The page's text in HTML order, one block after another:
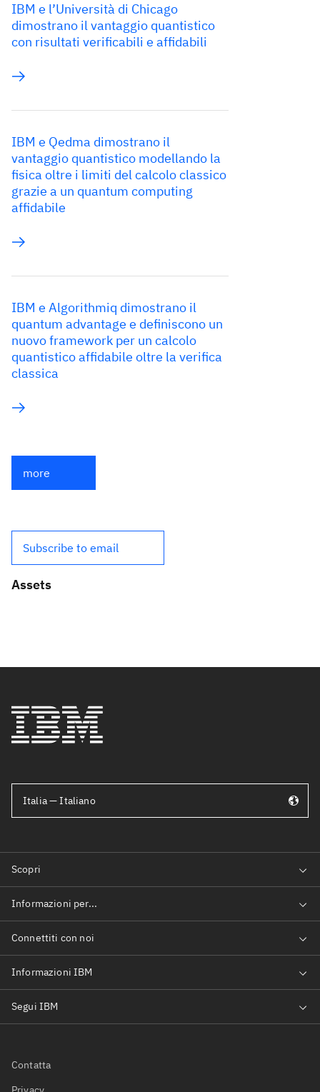
IBM e l’Università di Chicago
dimostrano il vantaggio quantistico
con risultati verificabili e affidabili
IBM e Qedma dimostrano il
vantaggio quantistico modellando la
fisica oltre i limiti del calcolo classico
grazie a un quantum computing
affidabile
IBM e Algorithmiq dimostrano il
quantum advantage e definiscono un
nuovo framework per un calcolo
quantistico affidabile oltre la verifica
classica
more
Subscribe to email
Assets
Italia — Italiano
Contatta